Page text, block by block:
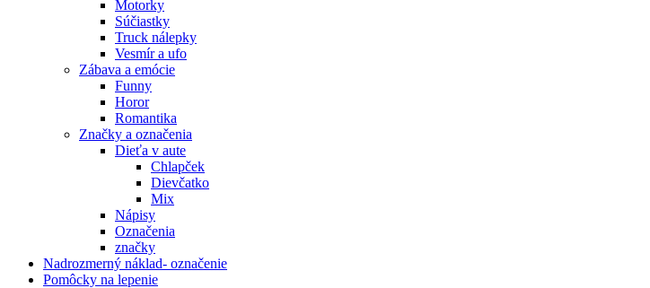
Motorky
Súčiastky
Truck nálepky
Vesmír a ufo
Zábava a emócie
Funny
Horor
Romantika
Značky a označenia
Dieťa v aute
Chlapček
Dievčatko
Mix
Nápisy
Označenia
značky
Nadrozmerný náklad- označenie
Pomôcky na lepenie